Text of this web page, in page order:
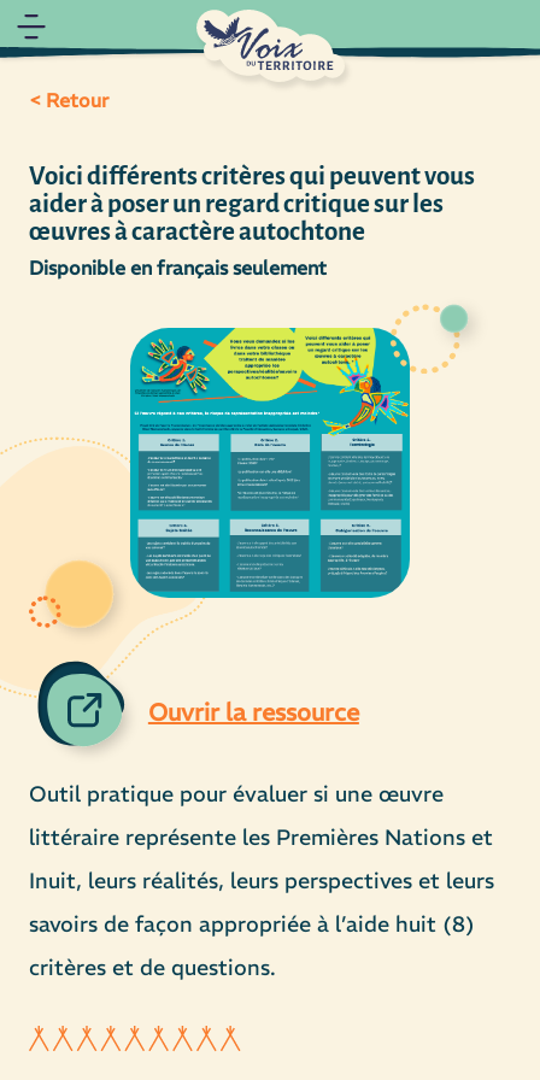
< Retour
Voici différents critères qui peuvent vous
aider à poser un regard critique sur les
œuvres à caractère autochtone
Disponible en français seulement
Ouvrir la ressource
Outil pratique pour évaluer si une œuvre
littéraire représente les Premières Nations et
Inuit, leurs réalités, leurs perspectives et leurs
savoirs de façon appropriée à l’aide huit (8)
critères et de questions.